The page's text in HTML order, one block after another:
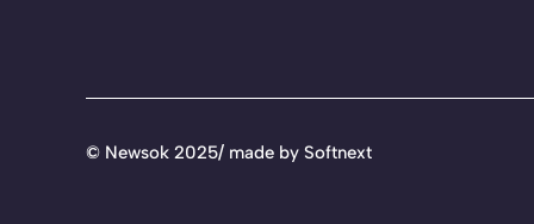
© Newsok 2025/ made by Softnext